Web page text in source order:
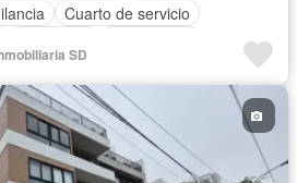
Cuarto de servicio
SD